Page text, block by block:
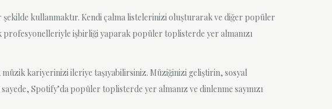
kullanmaktır. Kendi çalma listelerinizi oluşturarak ve diğer popüler
işbirliği yaparak popüler toplisterde yer almanızı
kariyerinizi ileriye taşıyabilirsiniz. Müziğinizi geliştirin, sosyal
Spotify’da popüler toplisterde yer almanız ve dinlenme sayınızı